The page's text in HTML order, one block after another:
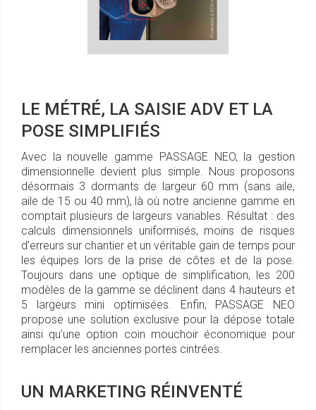
LE MÉTRÉ, LA SAISIE ADV ET LA
POSE SIMPLIFIÉS
Avec la nouvelle gamme PASSAGE NEO, la gestion
dimensionnelle devient plus simple. Nous proposons
désormais 3 dormants de largeur 60 mm (sans aile,
aile de 15 ou 40 mm), là où notre ancienne gamme en
comptait plusieurs de largeurs variables. Résultat : des
calculs dimensionnels uniformisés, moins de risques
d’erreurs sur chantier et un véritable gain de temps pour
les équipes lors de la prise de côtes et de la pose.
Toujours dans une optique de simplification, les 200
modèles de la gamme se déclinent dans 4 hauteurs et
5 largeurs mini optimisées. Enfin, PASSAGE NEO
propose une solution exclusive pour la dépose totale
ainsi qu’une option coin mouchoir économique pour
remplacer les anciennes portes cintrées.
UN MARKETING RÉINVENTÉ